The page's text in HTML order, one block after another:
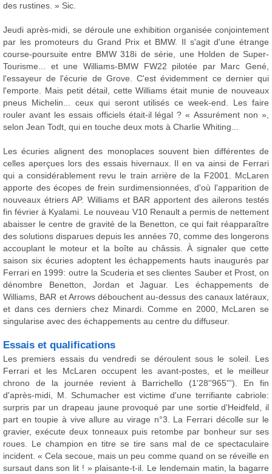
des rustines. » Sic.
Jeudi après-midi, se déroule une exhibition organisée conjointement
par les promoteurs du Grand Prix et BMW. Il s'agit d'une étrange
course-poursuite entre BMW 318i de série, une Holden de Super-
Tourisme... et une Williams-BMW FW22 pilotée par Marc Gené,
l'essayeur de l'écurie de Grove. C'est évidemment ce dernier qui
l'emporte. Mais petit détail, cette Williams était munie de nouveaux
pneus Michelin... ceux qui seront utilisés ce week-end. Les faire
rouler avant les essais officiels était-il légal ? « Assurément non »,
selon Jean Todt, qui en touche deux mots à Charlie Whiting...
Les écuries alignent des monoplaces souvent bien différentes de
celles aperçues lors des essais hivernaux. Il en va ainsi de Ferrari
qui a considérablement revu le train arrière de la F2001. McLaren
apporte des écopes de frein surdimensionnées, d'où l'apparition de
nouveaux étriers AP. Williams et BAR apportent des ailerons testés
fin février à Kyalami. Le nouveau V10 Renault a permis de nettement
abaisser le centre de gravité de la Benetton, ce qui fait réapparaître
des solutions disparues depuis les années 70, comme des longerons
accouplant le moteur et la boîte au châssis. À signaler que cette
saison six écuries adoptent les échappements hauts inaugurés par
Ferrari en 1999: outre la Scuderia et ses clientes Sauber et Prost, on
dénombre Benetton, Jordan et Jaguar. Les échappements de
Williams, BAR et Arrows débouchent au-dessus des canaux latéraux,
et dans ces derniers chez Minardi. Comme en 2000, McLaren se
singularise avec des échappements au centre du diffuseur.
Essais et qualifications
Les premiers essais du vendredi se déroulent sous le soleil. Les
Ferrari et les McLaren occupent les avant-postes, et le meilleur
chrono de la journée revient à Barrichello (1'28''965'''). En fin
d'après-midi, M. Schumacher est victime d'une terrifiante cabriole:
surpris par un drapeau jaune provoqué par une sortie d'Heidfeld, il
part en toupie à vive allure au virage n°3. La Ferrari décolle sur le
gravier, exécute deux tonneaux puis retombe par bonheur sur ses
roues. Le champion en titre se tire sans mal de ce spectaculaire
incident. « Cela secoue, mais un peu comme quand on se réveille en
sursaut dans son lit ! » plaisante-t-il. Le lendemain matin, la bagarre